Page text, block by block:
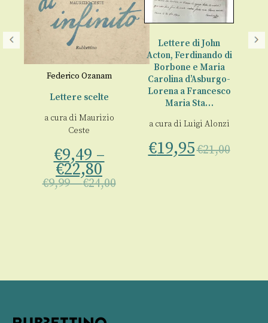
Federico Ozanam
Lettere scelte
a cura di Maurizio
Ceste
€9,49 –
€22,80
€9,99–€24,00
Lettere di John
Acton, Ferdinando di
Borbone e Maria
Carolina d’Asburgo-
Lorena a Francesco
Maria Sta…
a cura di Luigi Alonzi
€19,95€21,00